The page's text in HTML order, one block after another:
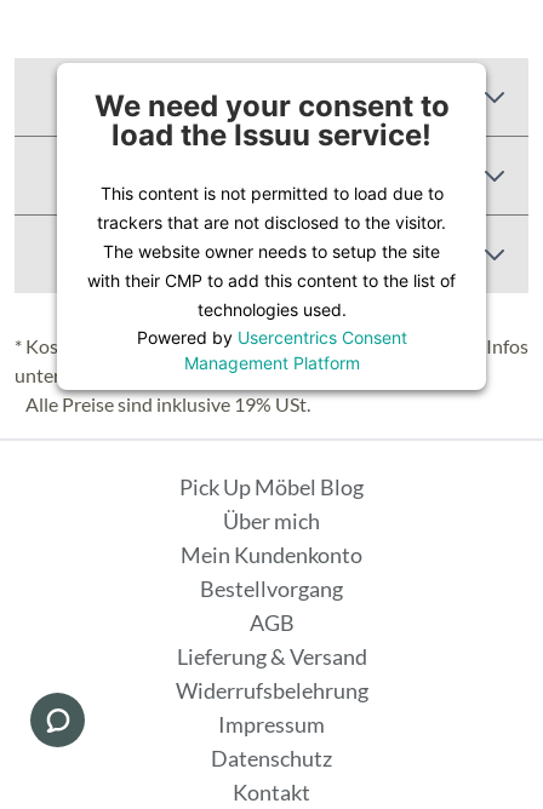
We need your consent to
load the Issuu service!
This content is not permitted to load due to
trackers that are not disclosed to the visitor.
The website owner needs to setup the site
with their CMP to add this content to the list of
technologies used.
Powered by Usercentrics Consent
Management Platform
Zusätzliche Informationen
Abbildung Ähnlich
* Kostenloser Versand in Deutschland (Festland), nähere Infos
unter
Lieferung & Versand.
Alle Preise sind inklusive 19% USt.
Pick Up Möbel Blog
Über mich
Mein Kundenkonto
Bestellvorgang
AGB
Lieferung & Versand
Widerrufsbelehrung
Impressum
Datenschutz
Kontakt